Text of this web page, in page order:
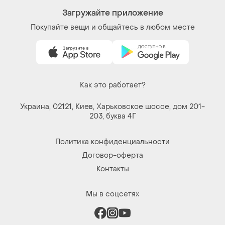
Загружайте приложение
Покупайте вещи и общайтесь в любом месте
Как это работает?
Украина, 02121, Киев, Харьковское шоссе, дом 201-
203, буква 4Г
Политика конфиденциальности
Договор-оферта
Контакты
Мы в соцсетях